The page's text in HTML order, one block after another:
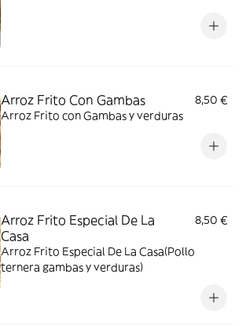
Arroz Frito Con Gambas
8,50 €
Arroz Frito con Gambas y verduras
Arroz Frito Especial De La
Casa
8,50 €
Arroz Frito Especial De La Casa(Pollo
ternera gambas y verduras)